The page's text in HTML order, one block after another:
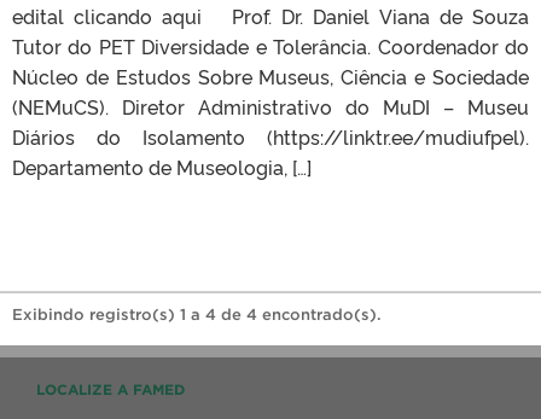
edital clicando aqui Prof. Dr. Daniel Viana de Souza
Tutor do PET Diversidade e Tolerância. Coordenador do
Núcleo de Estudos Sobre Museus, Ciência e Sociedade
(NEMuCS). Diretor Administrativo do MuDI – Museu
Diários do Isolamento (https://linktr.ee/mudiufpel).
Departamento de Museologia, […]
Exibindo registro(s) 1 a 4 de 4 encontrado(s).
LOCALIZE A FAMED